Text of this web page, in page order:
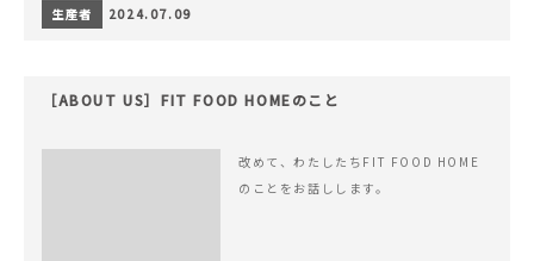
生産者 2024.07.09
［ABOUT US］FIT FOOD HOMEのこと
改めて、わたしたちFIT FOOD HOME
のことをお話しします。